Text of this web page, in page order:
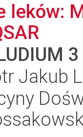
leków:
3
Jakub